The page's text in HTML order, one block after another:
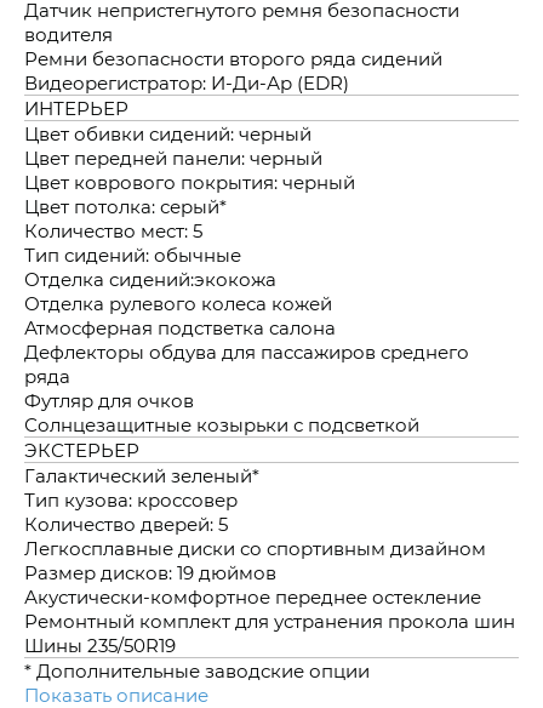
Датчик непристегнутого ремня безопасности
водителя
Ремни безопасности второго ряда сидений
Видеорегистратор: И-Ди-Ар (EDR)
ИНТЕРЬЕР
Цвет обивки сидений: черный
Цвет передней панели: черный
Цвет коврового покрытия: черный
Цвет потолка: серый*
Количество мест: 5
Тип сидений: обычные
Отделка сидений:экокожа
Отделка рулевого колеса кожей
Атмосферная подстветка салона
Дефлекторы обдува для пассажиров среднего
ряда
Футляр для очков
Солнцезащитные козырьки с подсветкой
ЭКСТЕРЬЕР
Галактический зеленый*
Тип кузова: кроссовер
Количество дверей: 5
Легкосплавные диски со спортивным дизайном
Размер дисков: 19 дюймов
Акустически-комфортное переднее остекление
Ремонтный комплект для устранения прокола шин
Шины 235/50R19
* Дополнительные заводские опции
Показать описание